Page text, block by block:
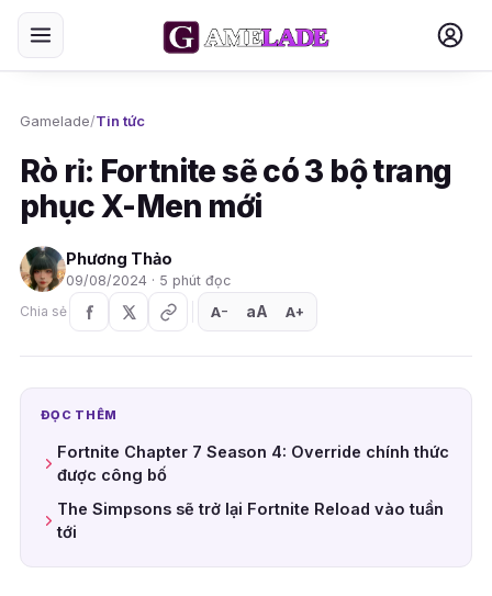
Gamelade/Tin tức
Rò rỉ: Fortnite sẽ có 3 bộ trang
phục X-Men mới
Phương Thảo
09/08/2024 · 5 phút đọc
Chia sẻ
A− aA A+
ĐỌC THÊM
Fortnite Chapter 7 Season 4: Override chính thức
được công bố
The Simpsons sẽ trở lại Fortnite Reload vào tuần
tới